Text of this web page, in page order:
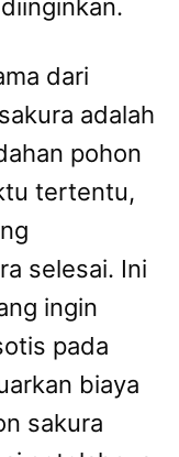
dari
adalah
pohon
tertentu,
selesai. Ini
ingin
pada
biaya
sakura